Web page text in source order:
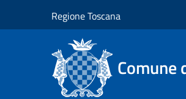
Regione Toscana
Comune